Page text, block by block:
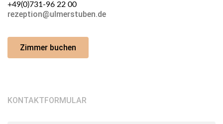
+49(0)731-96 22 00
rezeption@ulmerstuben.de
Zimmer buchen
KONTAKTFORMULAR